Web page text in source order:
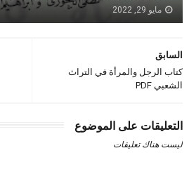
مايو 29, 2022
السابق
كتاب الرجل والمرأة في التراث
الشعبي PDF
التعليقات على الموضوع
ليست هناك تعليقات